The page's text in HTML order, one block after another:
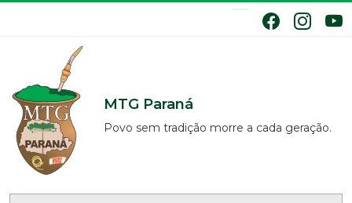
MTG Paraná
Povo sem tradição morre a cada geração.